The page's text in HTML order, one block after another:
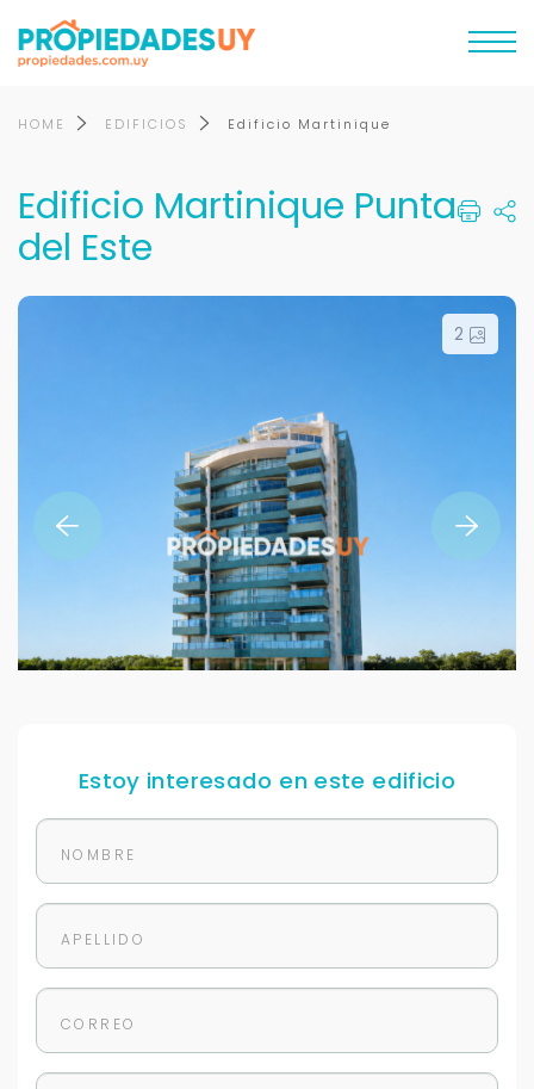
HOME EDIFICIOS Edificio Martinique
Edificio Martinique Punta
del Este
2
Estoy interesado en este edificio